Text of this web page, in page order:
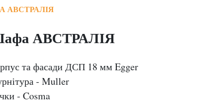
АВСТРАЛІЯ
АВСТРАЛІЯ
та фасади ДСП 18 мм Egger
- Muller
- Cosma